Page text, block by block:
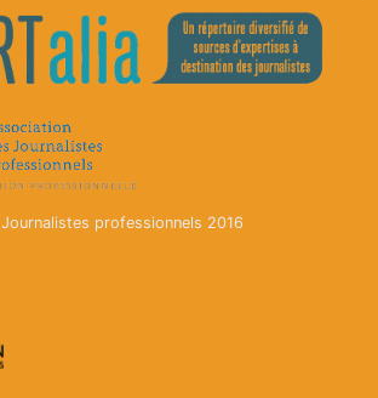
professionnels 2016